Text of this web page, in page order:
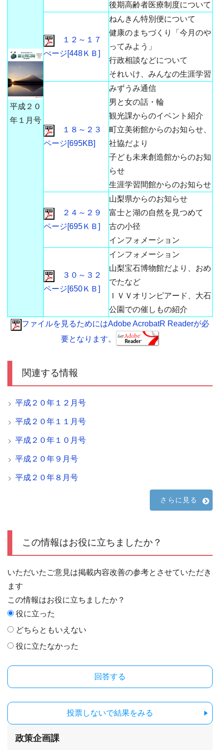
平成２０
年１月号
後期高齢者医療制度について
１２～１７
ぺージ[448ＫＢ]
ねんきん特別便について
健康のまちづくり「今月のや
ってみよう」
行政相談などについて
それいけ、みんなの生涯学習
１８～２３
ページ[695KB]
みずうみ通信
男と女の話・輪
観光課からのイベント紹介
町立美術館からのお知らせ、
社協だより
子ども未来創造館からのお知
らせ
生涯学習間館からのお知らせ
２４～２９
ページ[695ＫＢ]
山梨県からのお知らせ
富士と湖の自然を見つめて
古の小径
インフォメーション
３０～３２
ページ[650ＫＢ]
インフォメーション
山梨宝石博物館だより、おめ
でたなど
ＩＶＶオリンピアード、大石
公園での催しもの紹介
ファイルを見るためにはAdobe AcrobatR Readerが必
要となります。
関連する情報
平成２０年１２月号
平成２０年１１月号
平成２０年１０月号
平成２０年９月号
平成２０年８月号
さらに見る
この情報はお役に立ちましたか？
いただいたご意見は掲載内容改善の参考とさせていただき
ます
この情報はお役に立ちましたか？
役に立った
どちらともいえない
役に立たなかった
投票しないで結果をみる
政策企画課